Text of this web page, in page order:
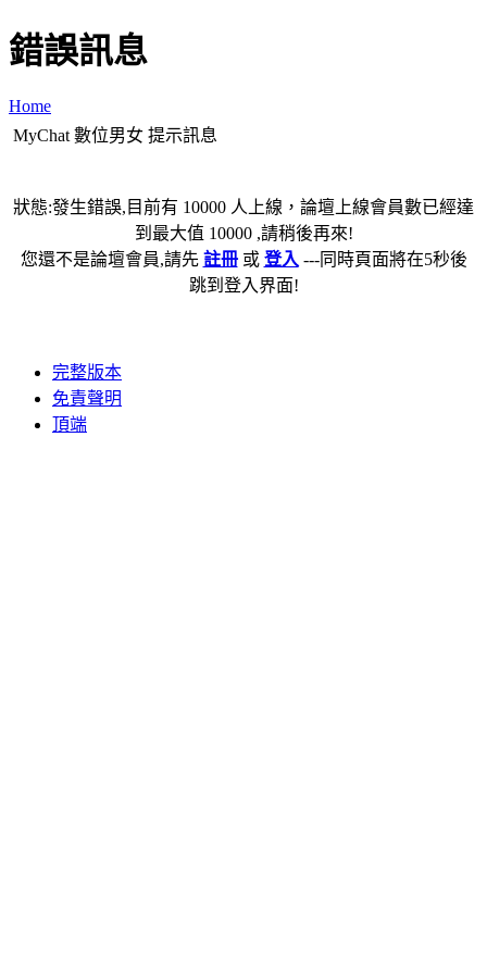
錯誤訊息
Home
MyChat 數位男女 提示訊息
狀態:發生錯誤,目前有 10000 人上線，論壇上線會員數已經達
到最大值 10000 ,請稍後再來!
您還不是論壇會員,請先 註冊或 登入 ---同時頁面將在5秒後
跳到登入界面!
完整版本
免責聲明
頂端